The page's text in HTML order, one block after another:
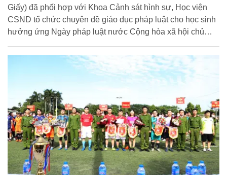
Giấy) đã phối hợp với Khoa Cảnh sát hình sự, Học viện
CSND tổ chức chuyên đề giáo dục pháp luật cho học sinh
hưởng ứng Ngày pháp luật nước Cộng hòa xã hội chủ